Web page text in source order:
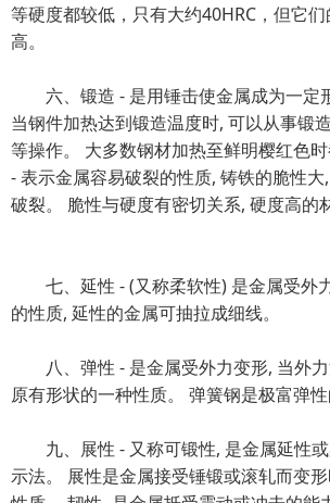
等硬度都较低，只有大约40HRC，但它
高。
六、锻造 - 是用锤击使金属成为一定
当钢件加热达到锻造温度时, 可以从事锻
等操作。 大多数钢材加热至鲜明樱红色
- 表示金属容易破裂的性质, 铸铁的脆性
破裂。 脆性与硬度有密切关系, 硬度高的
七、延性 - (又称柔软性) 是金属受外
的性质, 延性的金属可抽拉成细线。
八、弹性 - 是金属受外力变形, 当外力
原有形状的一种性质。 弹簧钢是极富弹
九、展性 - 又称可锻性, 是金属延性或
示法。 展性是金属接受锤锻或滚轧而变